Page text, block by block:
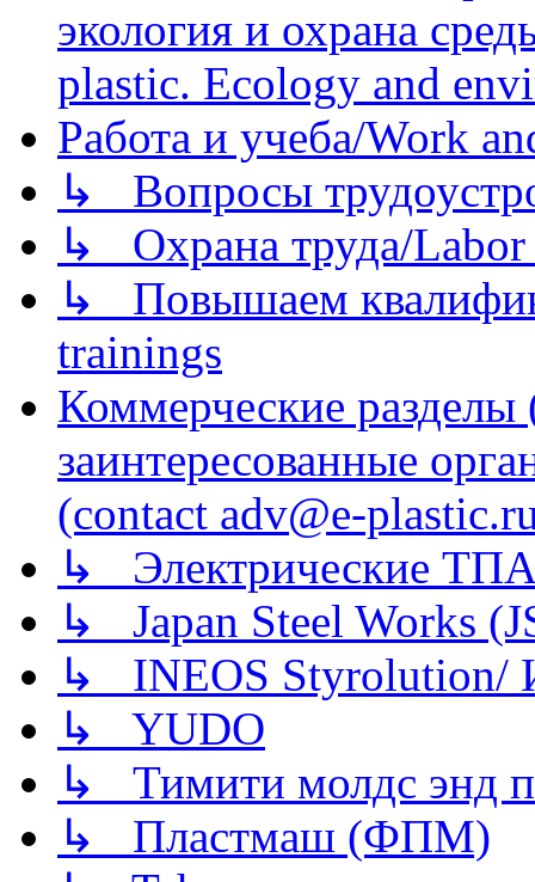
экология и охрана
plastic. Ecology and
Работа и учеба/Work
↳ Вопросы
↳ Охрана труда/Labor
↳ Повышаем
trainings
Коммерческие
заинтересованные
(contact adv@e-
↳ Электрические
↳ Japan Steel Works
↳ INEOS
↳ YUDO
↳ Тимити молдс энд
↳ Пластмаш (ФПМ)